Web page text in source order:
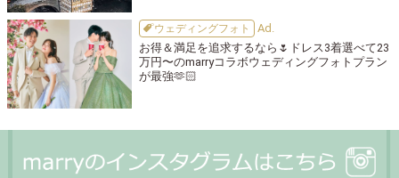
ウェディングフォト
お得＆満足を追求するなら🌷ドレス3着選べて23
万円〜のmarryコラボウェディングフォトプラン
が最強🫶🏻